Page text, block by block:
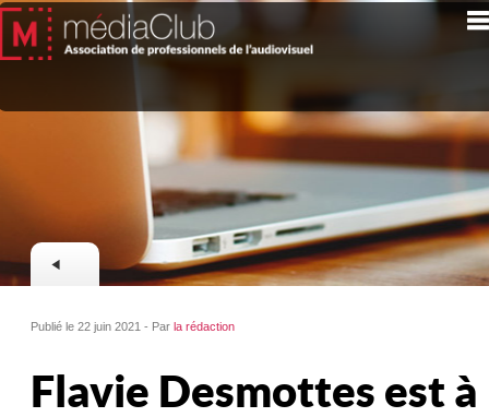
Publié le 22 juin 2021 - Parla rédaction
Flavie Desmottes est à